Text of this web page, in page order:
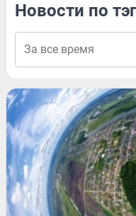
Новости по